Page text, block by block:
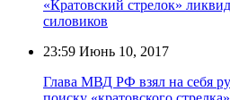
«Кратовский стрелок»
силовиков
23:59 Июнь 10, 2017
Глава МВД РФ взял на себя